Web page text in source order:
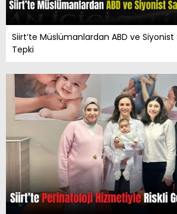
Siirt’te Müslümanlardan ABD ve Siyonist
Tepki